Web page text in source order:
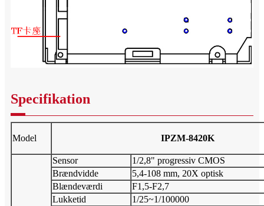
Specifikation
Model IPZM-8420K
Sensor
1/2,8" progressiv CMOS
Brændvidde
5,4-108 mm, 20X optisk
Blændeværdi
F1,5-F2,7
Lukketid
1/25~1/100000